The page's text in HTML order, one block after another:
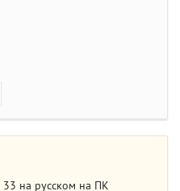
на русском на ПК